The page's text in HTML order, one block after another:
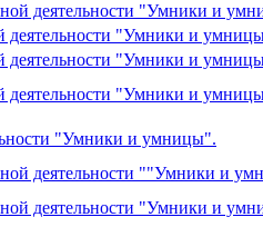
деятельности "Умники и
деятельности "Умники и
деятельности "Умники и
деятельности "Умники и
"Умники и умницы".
деятельности ""Умники и
деятельности "Умники и